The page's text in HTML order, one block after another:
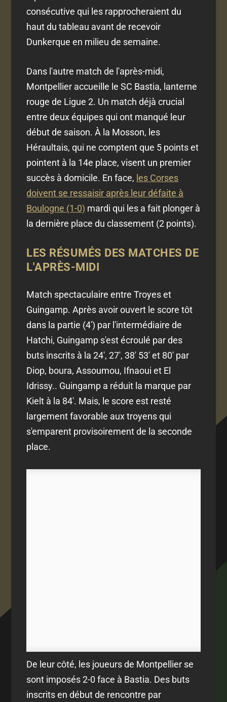
consécutive qui les rapprocheraient du
haut du tableau avant de recevoir
Dunkerque en milieu de semaine.
Dans l'autre match de l'après-midi,
Montpellier accueille le SC Bastia, lanterne
rouge de Ligue 2. Un match déjà crucial
entre deux équipes qui ont manqué leur
début de saison. À la Mosson, les
Héraultais, qui ne comptent que 5 points et
pointent à la 14e place, visent un premier
succès à domicile. En face, les Corses
doivent se ressaisir après leur défaite à
Boulogne (1-0) mardi qui les a fait plonger à
la dernière place du classement (2 points).
LES RÉSUMÉS DES MATCHES DE
L'APRÈS-MIDI
Match spectaculaire entre Troyes et
Guingamp. Après avoir ouvert le score tôt
dans la partie (4') par l'intermédiaire de
Hatchi, Guingamp s'est écroulé par des
buts inscrits à la 24', 27', 38' 53' et 80' par
Diop, boura, Assoumou, Ifnaoui et El
Idrissy.. Guingamp a réduit la marque par
Kielt à la 84'. Mais, le score est resté
largement favorable aux troyens qui
s'emparent provisoirement de la seconde
place.
De leur côté, les joueurs de Montpellier se
sont imposés 2-0 face à Bastia. Des buts
inscrits en début de rencontre par